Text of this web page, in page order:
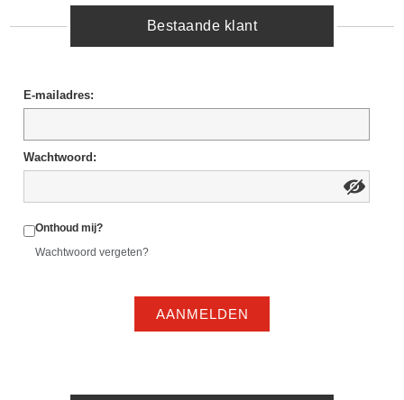
Bestaande klant
E-mailadres:
Wachtwoord:
Onthoud mij?
Wachtwoord vergeten?
AANMELDEN